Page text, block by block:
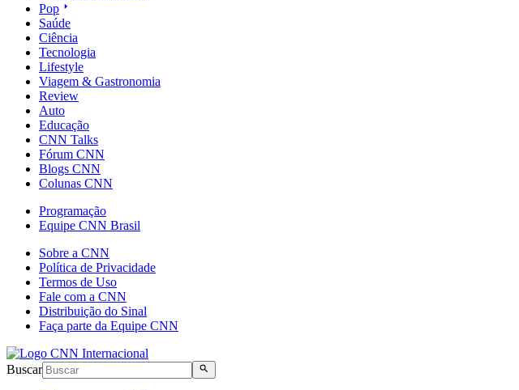
Pop
Saúde
Ciência
Tecnologia
Lifestyle
Viagem & Gastronomia
Review
Auto
Educação
CNN Talks
Fórum CNN
Blogs CNN
Colunas CNN
Programação
Equipe CNN Brasil
Sobre a CNN
Política de Privacidade
Termos de Uso
Fale com a CNN
Distribuição do Sinal
Faça parte da Equipe CNN
Buscar